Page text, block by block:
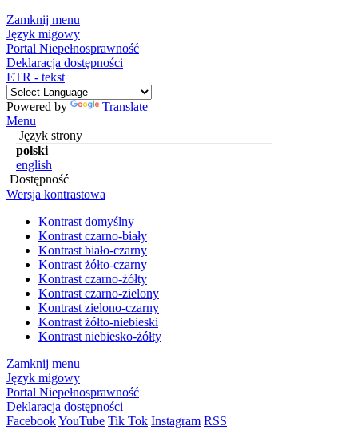
Zamknij menu
Język migowy
Portal Niepełnosprawność
Deklaracja dostępności
ETR - tekst
Powered by
Translate
Menu
Język strony
polski
english
Dostępność
Wersja kontrastowa
Kontrast domyślny
Kontrast czarno-biały
Kontrast biało-czarny
Kontrast żółto-czarny
Kontrast czarno-żółty
Kontrast czarno-zielony
Kontrast zielono-czarny
Kontrast żółto-niebieski
Kontrast niebiesko-żółty
Zamknij menu
Język migowy
Portal Niepełnosprawność
Deklaracja dostępności
FacebookYouTube Tik Tok Instagram RSS